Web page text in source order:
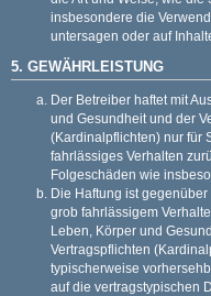
insbesondere die
untersagen oder auf
5. GEWÄHRLEISTUNG
Der Betreiber haftet mit
und Gesundheit und der
(Kardinalpflichten) nur für
fahrlässiges Verhalten
Folgeschäden wie
Die Haftung ist
grob fahrlässigem
Leben, Körper und
Vertragspflichten
typischerweise
auf die vertragstypischen